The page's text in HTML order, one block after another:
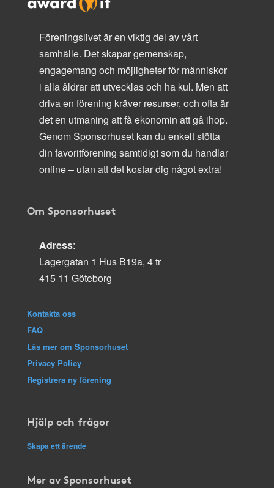
Föreningslivet är en viktig del av vårt
samhälle. Det skapar gemenskap,
engagemang och möjligheter för människor
i alla åldrar att utvecklas och ha kul. Men att
driva en förening kräver resurser, och ofta är
det en utmaning att få ekonomin att gå ihop.
Genom Sponsorhuset kan du enkelt stötta
din favoritförening samtidigt som du handlar
online – utan att det kostar dig något extra!
Om Sponsorhuset
Adress:
Lagergatan 1 Hus B19a, 4 tr
415 11 Göteborg
Kontakta oss
FAQ
Läs mer om Sponsorhuset
Privacy Policy
Registrera ny förening
Hjälp och frågor
Skapa ett ärende
Mer av Sponsorhuset